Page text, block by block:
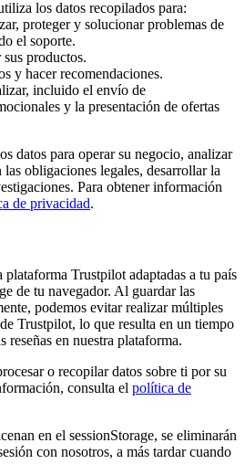
los datos recopilados para:
proteger y solucionar problemas de
el soporte.
productos.
y hacer recomendaciones.
incluido el envío de
y la presentación de ofertas
datos para operar su negocio, analizar
obligaciones legales, desarrollar la
Para obtener información
de privacidad.
plataforma Trustpilot adaptadas a tu país
de tu navegador. Al guardar las
podemos evitar realizar múltiples
Trustpilot, lo que resulta en un tiempo
reseñas en nuestra plataforma.
o recopilar datos sobre ti por su
consulta el política de
en el sessionStorage, se eliminarán
con nosotros, a más tardar cuando